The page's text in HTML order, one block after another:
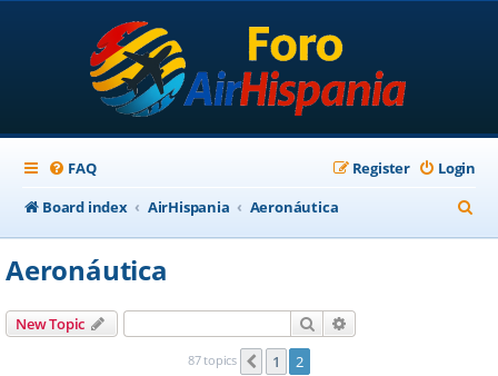
FAQ Login
Register
Board index
AirHispania Aeronáutica
e
Aeronáutica
New Topic Search
87 topics Previous
1 2